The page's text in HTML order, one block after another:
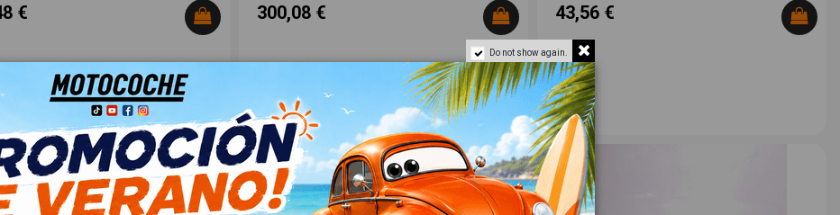
€ 300,08 € 43,56 €
Do not show again.